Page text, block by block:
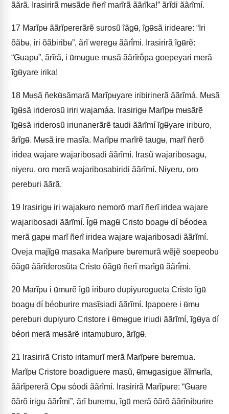
ããrã. Irasirirã mʉsãde ñerĩ marĩrã ããrĩka!” ãrĩdi ããrĩmí.
17 Marĩpʉ ããrĩpererãrẽ surosũ ĩãgʉ̃, ĩgʉ̃sã irideare: “Iri
õãbʉ, iri õãbiribʉ”, ãrĩ weregʉ ããrĩ́mi. Irasirirã ĩgʉ̃rẽ:
“Gʉapʉ”, ãrĩrã, i ʉ̃mʉgue mʉsã ããrĩrṍpa goepeyari merã
ĩgʉ̃yare irika!
18 Mʉsã ñekʉ̃sãmarã Marĩpʉyare iribirinerã ããrĩmá. Mʉsã
ĩgʉ̃sã iriderosũ iriri wajamáa. Irasirigʉ Marĩpʉ mʉsãrẽ
ĩgʉ̃sã iriderosũ iriunanerãrẽ taudi ããrĩmí ĩgʉ̃yare iriburo,
ãrĩgʉ̃. Mʉsã ire masĩa. Marĩpʉ marĩrẽ taugʉ, marĩ ñerõ
iridea wajare wajaribosadi ããrĩmí. Irasũ wajaribosagʉ,
niyeru, oro merã wajaribosabiridi ããrĩmí. Niyeru, oro
pereburi ããrã.
19 Irasirigʉ iri wajakʉro nemorõ marĩ ñerĩ iridea wajare
wajaribosadi ããrĩmí. Ĩgʉ̃ magʉ̃ Cristo boagʉ dí béodea
merã gapʉ marĩ ñerĩ iridea wajare wajaribosadi ããrĩmí.
Oveja majĩgʉ̃ masaka Marĩpʉre bʉremurã wẽjẽ soepeobu
õãgʉ̃ ããrĩderosũta Cristo õãgʉ̃ ñerĩ marĩgʉ̃ ããrĩ́mi.
20 Marĩpʉ i ʉ̃mʉrẽ ĩgʉ̃ iriburo dupiyurogueta Cristo ĩgʉ̃
boagʉ dí béoburire masĩsiadi ããrĩmí. Ipapoere i ʉ̃mʉ
pereburi dupiyuro Cristore i ʉ̃mʉgue iriudi ããrĩmí, ĩgʉ̃ya dí
béori merã mʉsãrẽ iritamuburo, ãrĩgʉ̃.
21 Irasirirã Cristo iritamurĩ merã Marĩpʉre bʉremua.
Marĩpʉ Cristore boadiguere masũ, ʉ̃mʉgasigue ãĩmʉrĩa,
ããrĩpererã Opʉ sóodi ããrĩmí. Irasirirã Marĩpʉre: “Gʉare
õãrõ irigʉ ããrĩ́mi”, ãrĩ bʉremu, ĩgʉ̃ merã õãrõ ããrĩníburire